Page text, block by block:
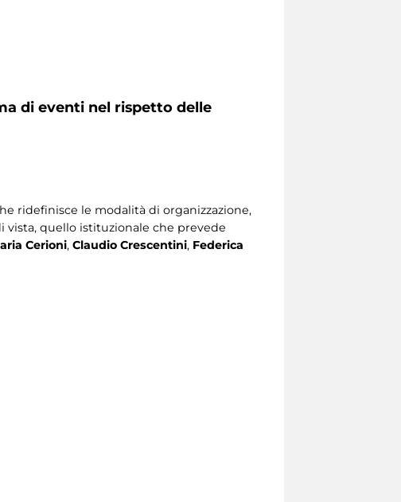
di eventi nel rispetto delle
ridefinisce le modalità di organizzazione,
vista, quello istituzionale che prevede
Cerioni, Claudio Crescentini, Federica